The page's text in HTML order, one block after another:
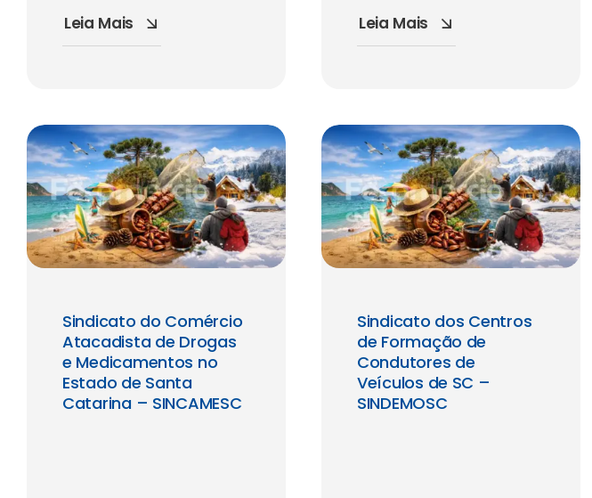
Leia Mais Leia Mais
Sindicato do Comércio
Atacadista de Drogas
e Medicamentos no
Estado de Santa
Catarina – SINCAMESC
Sindicato dos Centros
de Formação de
Condutores de
Veículos de SC –
SINDEMOSC